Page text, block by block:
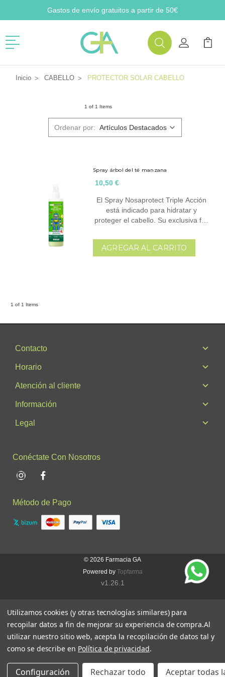
Gastos de envío gratuitos a partir de 50€
Menú
BuscarMi Cuenta
Mi
Inicio CABELLO PROTECTOR SOLAR CABELLO
1 of 1 Items
Ordenar por:
Spray árbol del té manzana
10,50 €
El Spray Nosaprotect Triple Acción
está indicado para hidratar y
proteger el cabello. Su exclusiva f…
AGREGAR AL CARRITO
1 of 1 Items
Contacto
Horario
Atención al cliente
Información
Legal
Conéctate Con Nosotros
InstagramFacebook
Método de Pago
© 2026 Farmacia GA
Powered by Topfarma
v1.26.1
Utilizamos cookies (y otras tecnologías similares) para
recopilar datos a fin de mejorar su experiencia de compra.Al
utilizar nuestro sitio web, acepta la recopilación de datos tal y
como se describe en Política de privacidad.
Configuración Rechazar todo Aceptar todas